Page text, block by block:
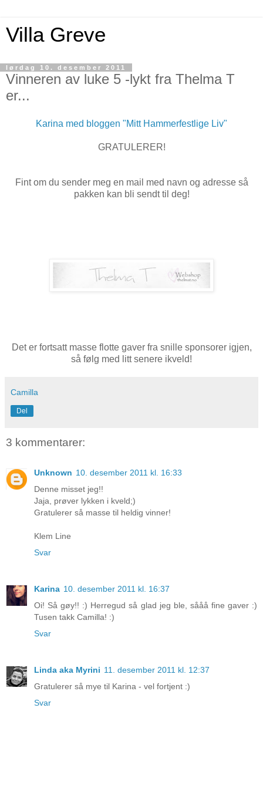
Villa Greve
lørdag 10. desember 2011
Vinneren av luke 5 -lykt fra Thelma T
er...
Karina med bloggen "Mitt Hammerfestlige Liv"
GRATULERER!
Fint om du sender meg en mail med navn og adresse så
pakken kan bli sendt til deg!
Det er fortsatt masse flotte gaver fra snille sponsorer igjen,
så følg med litt senere ikveld!
Camilla
Del
3 kommentarer:
Unknown 10. desember 2011 kl. 16:33
Denne misset jeg!!
Jaja, prøver lykken i kveld;)
Gratulerer så masse til heldig vinner!
Klem Line
Svar
Karina 10. desember 2011 kl. 16:37
Oi! Så gøy!! :) Herregud så glad jeg ble, sååå fine gaver :)
Tusen takk Camilla! :)
Svar
Linda aka Myrini 11. desember 2011 kl. 12:37
Gratulerer så mye til Karina - vel fortjent :)
Svar